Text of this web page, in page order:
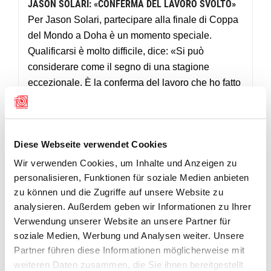
Diese Webseite verwendet Cookies
Wir verwenden Cookies, um Inhalte und Anzeigen zu
personalisieren, Funktionen für soziale Medien anbieten
zu können und die Zugriffe auf unsere Website zu
analysieren. Außerdem geben wir Informationen zu Ihrer
Verwendung unserer Website an unsere Partner für
soziale Medien, Werbung und Analysen weiter. Unsere
Partner führen diese Informationen möglicherweise mit
weiteren Daten zusammen, die Sie ihnen bereitgestellt
JASON SOLARI: «CONFERMA DEL LAVORO SVOLTO»
Per Jason Solari, partecipare alla finale di Coppa
del Mondo a Doha è un momento speciale.
Qualificarsi è molto difficile, dice: «Si può
considerare come il segno di una stagione
eccezionale. È la conferma del lavoro che ho fatto
A Doha Solari vuole soprattutto godersi questo
si è allenato in modo mirato per questa finale.
Dopo i Mondiali ha percepito quanto la stagione
sia stata intensa – e che gli mancava un po’ di
“carburante”. «Non volevo mettermi ulteriore
pressione per questa gara – voglio
semplicemente partire con la giusta motivazione e
con gioia.»